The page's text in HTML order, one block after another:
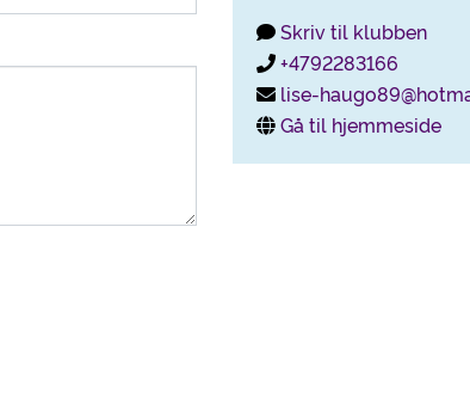
Skriv til klubben
+4792283166
lise-
Gå til hjemmeside